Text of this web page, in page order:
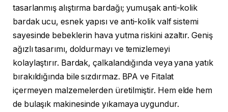
tasarlanmış alıştırma bardağı; yumuşak anti-kolik
bardak ucu, esnek yapısı ve anti-kolik valf sistemi
sayesinde bebeklerin hava yutma riskini azaltır. Geniş
ağızlı tasarımı, doldurmayı ve temizlemeyi
kolaylaştırır. Bardak, çalkalandığında veya yana yatık
bırakıldığında bile sızdırmaz. BPA ve Fitalat
içermeyen malzemelerden üretilmiştir. Hem elde hem
de bulaşık makinesinde yıkamaya uygundur.